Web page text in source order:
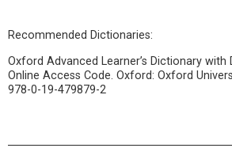
Recommended Dictionaries:
Oxford Advanced Learner’s Dictionary with
Online Access Code. Oxford: Oxford
978-0-19-479879-2